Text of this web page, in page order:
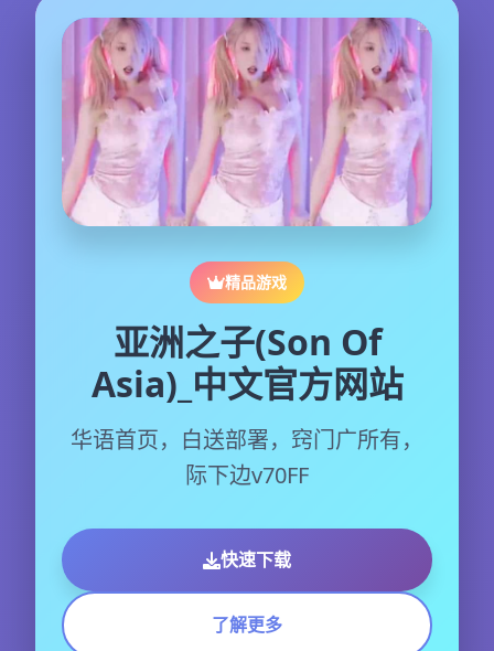
精品游戏
亚洲之子(Son Of
Asia)_中文官方网站
华语首页，白送部署，窍门广所有，
际下边v70FF
快速下载
了解更多